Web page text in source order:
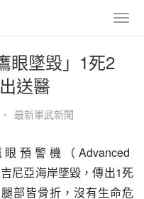
眼墜毀」1死2
送醫
• 最新軍武新聞
尼亞海岸墜毀，傳出1死
部皆骨折，沒有生命危